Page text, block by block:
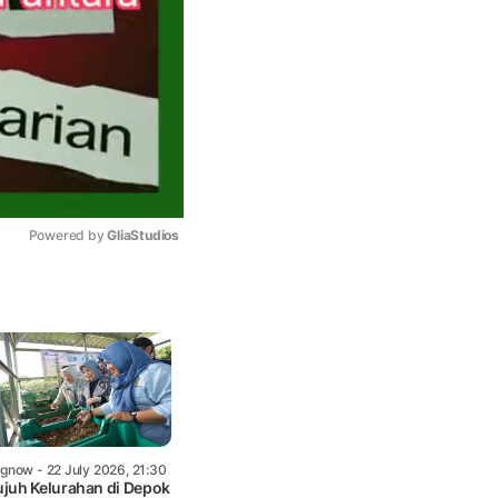
Powered by GliaStudios
- 22 July 2026, 21:30
Kelurahan di Depok